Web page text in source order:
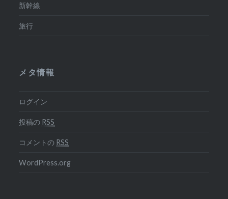
新幹線
旅行
メタ情報
ログイン
投稿の RSS
コメントの RSS
WordPress.org